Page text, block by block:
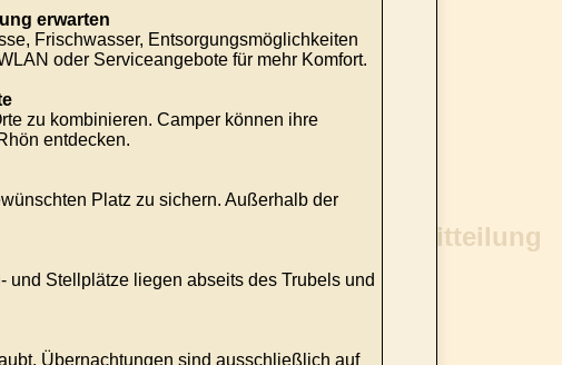
erwarten
Frischwasser, Entsorgungsmöglichkeiten
oder Serviceangebote für mehr Komfort.
zu kombinieren. Camper können ihre
entdecken.
Platz zu sichern. Außerhalb der
und Stellplätze liegen abseits des Trubels und
Übernachtungen sind ausschließlich auf